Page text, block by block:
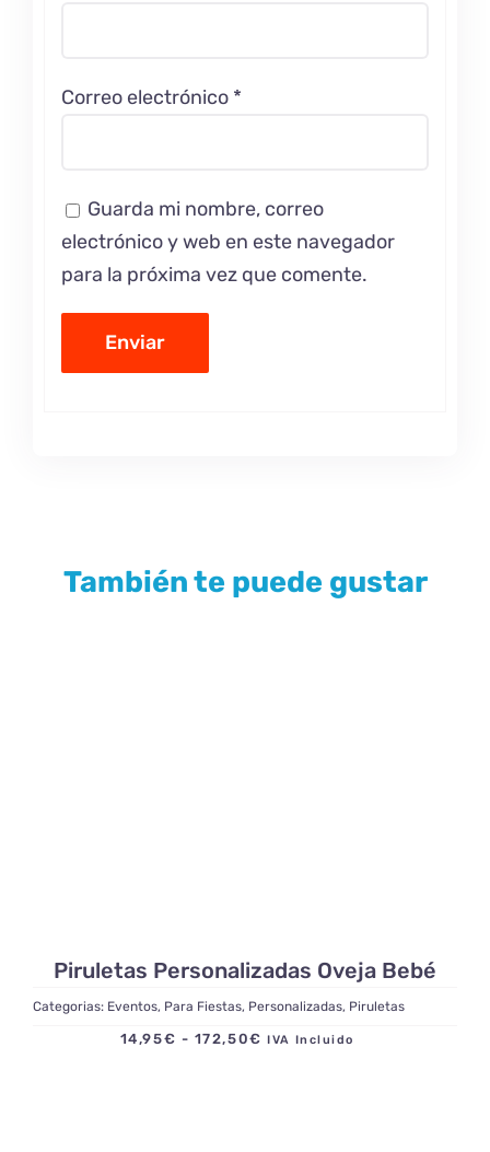
Correo electrónico *
Guarda mi nombre, correo
electrónico y web en este navegador
para la próxima vez que comente.
También te puede gustar
Piruletas Personalizadas Oveja Bebé
Categorias: Eventos, Para Fiestas, Personalizadas, Piruletas
14,95€ - 172,50€ Rango
IVA Incluido